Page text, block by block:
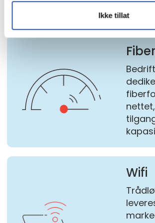
Ikke tillat
Wifi